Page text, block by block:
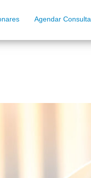
Agendar Consulta